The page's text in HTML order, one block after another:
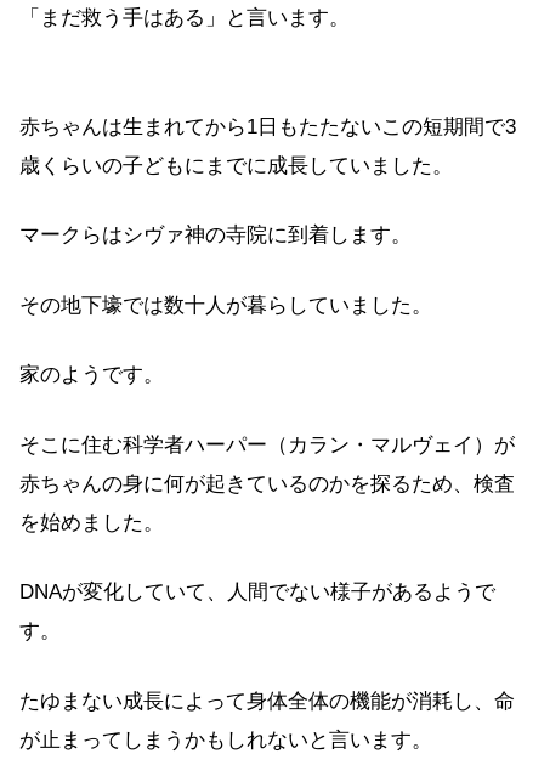
「まだ救う手はある」と言います。
赤ちゃんは生まれてから1日もたたないこの短期間で3
歳くらいの子どもにまでに成長していました。
マークらはシヴァ神の寺院に到着します。
その地下壕では数十人が暮らしていました。
家のようです。
そこに住む科学者ハーパー（カラン・マルヴェイ）が
赤ちゃんの身に何が起きているのかを探るため、検査
を始めました。
DNAが変化していて、人間でない様子があるようで
す。
たゆまない成長によって身体全体の機能が消耗し、命
が止まってしまうかもしれないと言います。